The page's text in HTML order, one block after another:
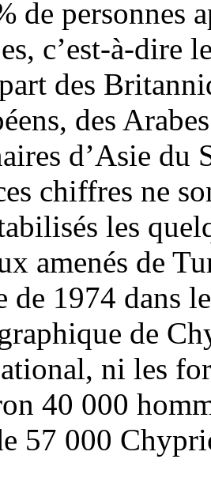
de personnes
c’est-à-dire
des
des
d’Asie du
chiffres ne
les
amenés de
de 1974 dans
de
ni les
40 000
57 000